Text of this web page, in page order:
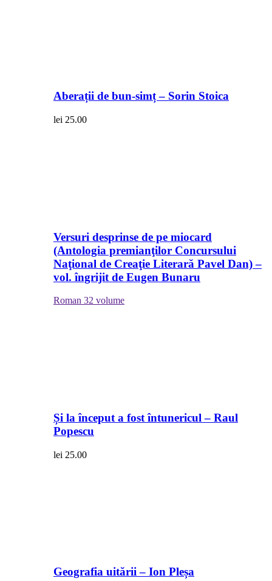
Aberații de bun-simț – Sorin Stoica
lei 25.00
Versuri desprinse de pe miocard
(Antologia premianţilor Concursului
Naţional de Creaţie Literară Pavel Dan) –
vol. îngrijit de Eugen Bunaru
Roman 32 volume
Și la început a fost întunericul – Raul
Popescu
lei 25.00
Geografia uitării – Ion Pleșa